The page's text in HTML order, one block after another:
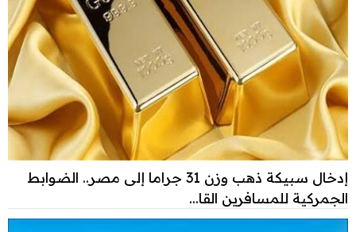
إدخال سبيكة ذهب وزن 31 جراما إلى مصر.. الضوابط
الجمركية للمسافرين القا...